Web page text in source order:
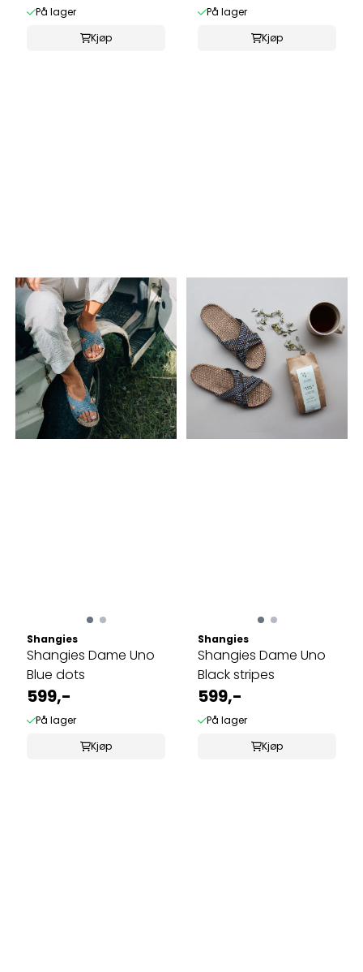
På lager
Kjøp
På lager
Kjøp
Shangies
Shangies Dame Uno
Blue dots
599,-
På lager
Kjøp
Shangies
Shangies Dame Uno
Black stripes
599,-
På lager
Kjøp